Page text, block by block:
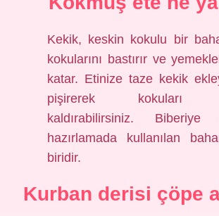
Kekik, keskin kokulu bir
kokularını bastırır ve
katar. Etinize taze kekik
pişirerek kokuları
kaldırabilirsiniz.
hazırlamada kullanılan
biridir.
Kurban derisi çöpe